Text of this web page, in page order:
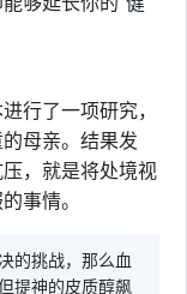
行了一项研究，
母亲。结果发
，就是将处境视
事情。
的挑战，那么血
提神的皮质醇飙